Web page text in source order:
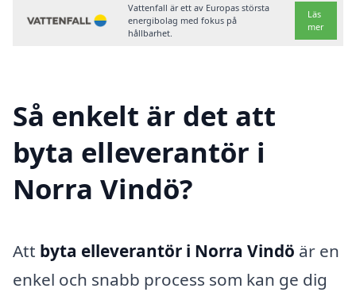
Vattenfall är ett av Europas största
energibolag med fokus på
hållbarhet.
Läs
mer
Så enkelt är det att
byta elleverantör i
Norra Vindö?
Att byta elleverantör i Norra Vindö är en
enkel och snabb process som kan ge dig